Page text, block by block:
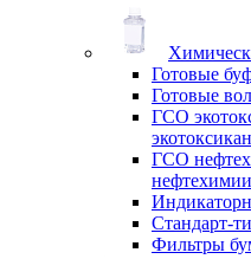
Готовые
Готовые
ГСО
ГСО
нефтехимии
Стандарт-
Фильтры